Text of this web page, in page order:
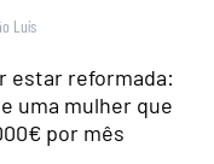
Luís
estar reformada:
uma mulher que
por mês